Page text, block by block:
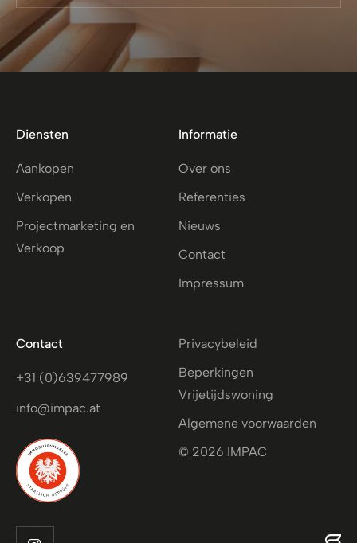
Diensten
Aankopen
Verkopen
Projectmarketing en
Verkoop
Informatie
Over ons
Referenties
Nieuws
Contact
Impressum
Contact
+31 (0)639477989
info@impac.at
Privacybeleid
Beperkingen
Vrijetijdswoning
Algemene voorwaarden
© 2026 IMPAC